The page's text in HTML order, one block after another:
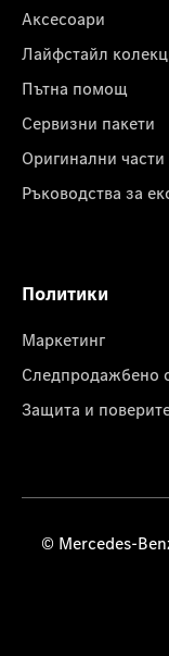
Аксесоари
Лайфстайл
Пътна помощ
Сервизни пакети
Оригинални части
Ръководства за
Политики
Маркетинг
Следпродажбено
Защита и
© Mercedes-